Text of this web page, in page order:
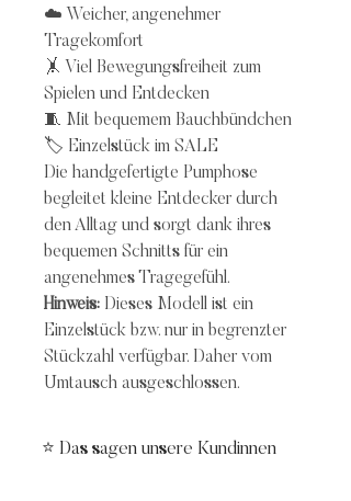
☁️ Weicher, angenehmer
Tragekomfort
🤸 Viel Bewegungsfreiheit zum
Spielen und Entdecken
🧵 Mit bequemem Bauchbündchen
🏷️ Einzelstück im SALE
Die handgefertigte Pumphose
begleitet kleine Entdecker durch
den Alltag und sorgt dank ihres
bequemen Schnitts für ein
angenehmes Tragegefühl.
Hinweis: Dieses Modell ist ein
Einzelstück bzw. nur in begrenzter
Stückzahl verfügbar. Daher vom
Umtausch ausgeschlossen.
⭐ Das sagen unsere Kundinnen